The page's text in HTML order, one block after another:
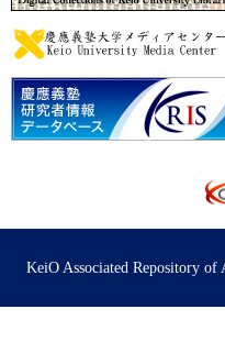
KeiO Associated Repository